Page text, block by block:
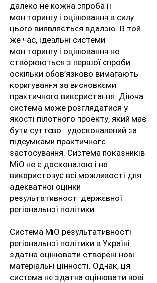
далеко не кожна спроба її
моніторингу і оцінювання в силу
цього виявляється вдалою. В той
же час, ідеальні системи
моніторингу і оцінювання не
створюються з першої спроби,
оскільки обов’язково вимагають
коригування за висновками
практичного використання. Діюча
система може розглядатися у
якості пілотного проекту, який має
бути суттєво удосконалений за
підсумками практичного
застосування. Система показників
МіО не є досконалою і не
використовує всі можливості для
адекватної оцінки
результативності державної
регіональної політики.
Система МіО результативності
регіональної політики в Україні
здатна оцінювати створені нові
матеріальні цінності. Однак, ця
система не здатна оцінювати нові